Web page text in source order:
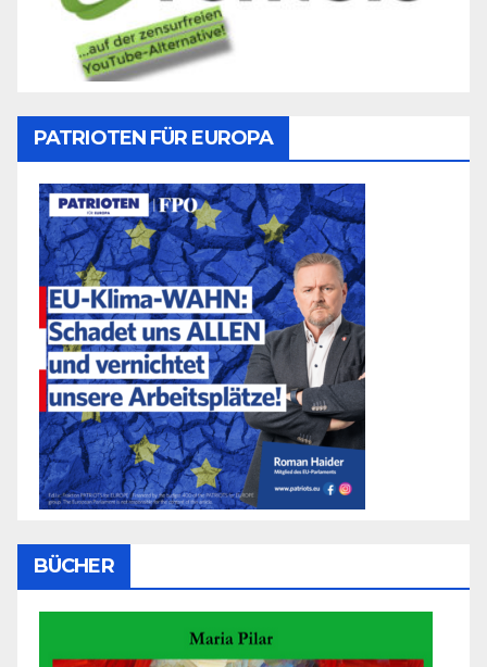
PATRIOTEN FÜR EUROPA
BÜCHER